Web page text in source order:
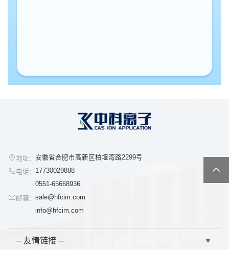
地址：安徽省合肥市高新区柏堰湾路2299号
电话： 17730029888
0551-65668936
邮箱：sale@hfcim.com
info@hfcim.com